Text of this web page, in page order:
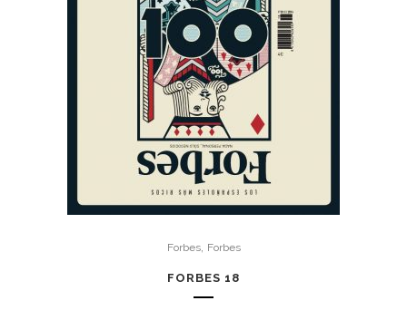
Forbes, Forbes
FORBES 18